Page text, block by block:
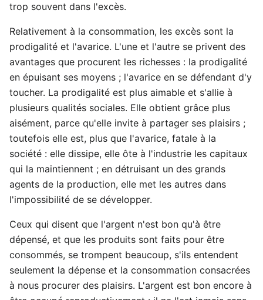
trop souvent dans l'excès.
Relativement à la consommation, les excès sont la
prodigalité et l'avarice. L'une et l'autre se privent des
avantages que procurent les richesses : la prodigalité
en épuisant ses moyens ; l'avarice en se défendant d'y
toucher. La prodigalité est plus aimable et s'allie à
plusieurs qualités sociales. Elle obtient grâce plus
aisément, parce qu'elle invite à partager ses plaisirs ;
toutefois elle est, plus que l'avarice, fatale à la
société : elle dissipe, elle ôte à l'industrie les capitaux
qui la maintiennent ; en détruisant un des grands
agents de la production, elle met les autres dans
l'impossibilité de se développer.
Ceux qui disent que l'argent n'est bon qu'à être
dépensé, et que les produits sont faits pour être
consommés, se trompent beaucoup, s'ils entendent
seulement la dépense et la consommation consacrées
à nous procurer des plaisirs. L'argent est bon encore à